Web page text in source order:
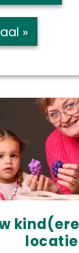
»
locatie